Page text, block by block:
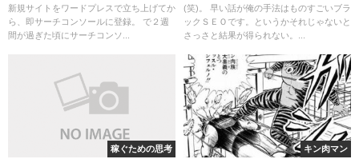
る事にした
新規サイトをワードプレスで立ち上げてか
ら、即サーチコンソールに登録。 で２週
間が過ぎた頃にサーチコンソ...
(笑)。 早い話が俺の手法はものすごいブラ
ックＳＥＯです。というかそれじゃないと
さっさと結果が得られない。...
稼ぐための思考 キン肉マン